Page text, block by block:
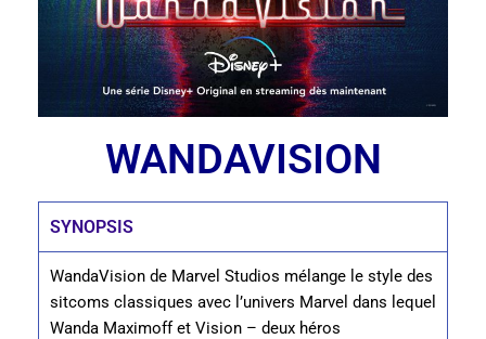
WANDAVISION
SYNOPSIS
WandaVision de Marvel Studios mélange le style des
sitcoms classiques avec l’univers Marvel dans lequel
Wanda Maximoff et Vision – deux héros